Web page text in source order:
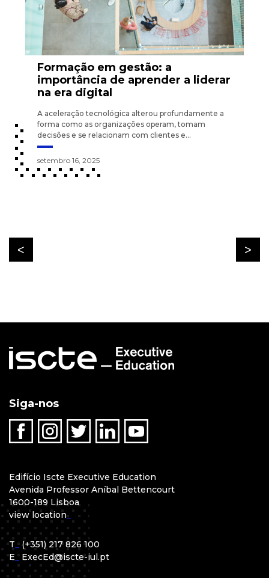
Formação em gestão: a
importância de aprender a liderar
na era digital
A aceleração tecnológica alterou profundamente a
forma como as organizações operam, tomam
decisões e se relacionam com clientes e...
setembro 16, 2025
Siga-nos
Edifício Iscte Executive Education
Avenida Professor Aníbal Bettencourt
1600-189 Lisboa
view location_
T _ (+351) 217 826 100
E _ ExecEd@iscte-iul.pt